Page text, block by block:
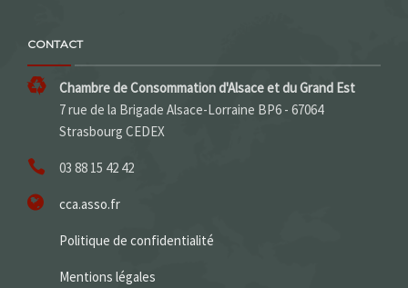
CONTACT
Chambre de Consommation d'Alsace et du Grand Est
7 rue de la Brigade Alsace-Lorraine BP6 - 67064
Strasbourg CEDEX
03 88 15 42 42
cca.asso.fr
Politique de confidentialité
Mentions légales